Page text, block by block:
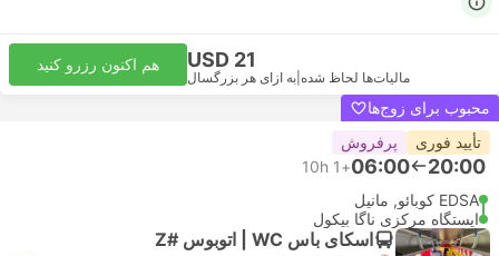
USD 21
مالیات‌ها لحاظ شده به ازای هر بزرگسال
هم اکنون رزرو کنید
محبوب برای زوج‌ها
تأیید فوری
پرفروش
20:00
06:00
+1
10h
EDSA کوبائو, مانیل
ایستگاه مرکزی ناگا بیکول
اسکای باس WC | اتوبوس #Z